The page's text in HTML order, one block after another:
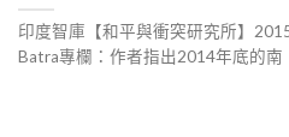
印度智庫【和平與衝突研究所】
Batra專欄：作者指出2014年底的南